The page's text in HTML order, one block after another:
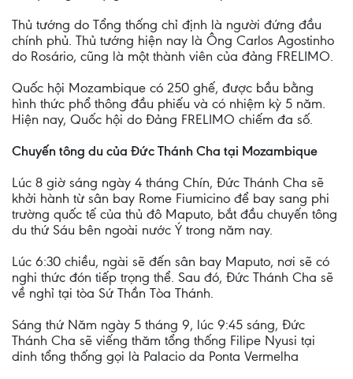
Thủ tướng do Tổng thống chỉ định là người đứng đầu
chính phủ. Thủ tướng hiện nay là Ông Carlos Agostinho
do Rosário, cũng là một thành viên của đảng FRELIMO.
Quốc hội Mozambique có 250 ghế, được bầu bằng
hình thức phổ thông đầu phiếu và có nhiệm kỳ 5 năm.
Hiện nay, Quốc hội do Đảng FRELIMO chiếm đa số.
Chuyến tông du của Đức Thánh Cha tại Mozambique
Lúc 8 giờ sáng ngày 4 tháng Chín, Đức Thánh Cha sẽ
khởi hành từ sân bay Rome Fiumicino để bay sang phi
trường quốc tế của thủ đô Maputo, bắt đầu chuyến tông
du thứ Sáu bên ngoài nước Ý trong năm nay.
Lúc 6:30 chiều, ngài sẽ đến sân bay Maputo, nơi sẽ có
nghi thức đón tiếp trọng thể. Sau đó, Đức Thánh Cha sẽ
về nghỉ tại tòa Sứ Thần Tòa Thánh.
Sáng thứ Năm ngày 5 tháng 9, lúc 9:45 sáng, Đức
Thánh Cha sẽ viếng thăm tổng thống Filipe Nyusi tại
dinh tổng thống gọi là Palacio da Ponta Vermelha